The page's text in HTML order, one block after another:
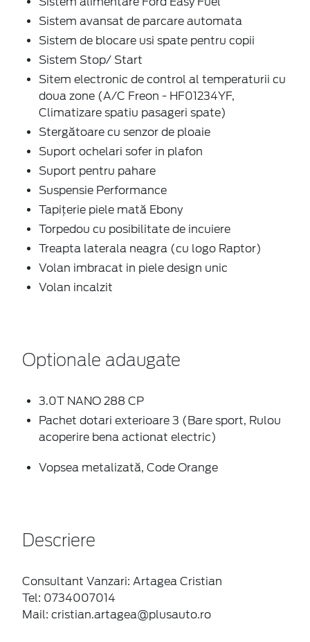
Sistem avansat de parcare automata
Sistem de blocare usi spate pentru copii
Sistem Stop/ Start
Sitem electronic de control al temperaturii cu
doua zone (A/C Freon - HF01234YF,
Climatizare spatiu pasageri spate)
Stergătoare cu senzor de ploaie
Suport ochelari sofer in plafon
Suport pentru pahare
Suspensie Performance
Tapițerie piele mată Ebony
Torpedou cu posibilitate de incuiere
Treapta laterala neagra (cu logo Raptor)
Volan imbracat in piele design unic
Volan incalzit
Optionale adaugate
3.0T NANO 288 CP
Pachet dotari exterioare 3 (Bare sport, Rulou
acoperire bena actionat electric)
Vopsea metalizată, Code Orange
Descriere
Consultant Vanzari: Artagea Cristian
Tel: 0734007014
Mail: cristian.artagea@plusauto.ro